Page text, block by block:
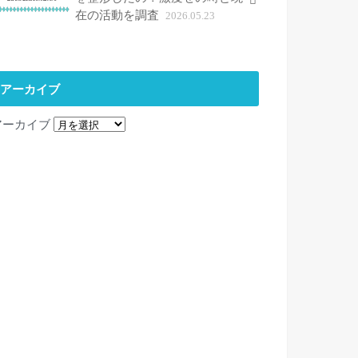
在の活動を調査
2026.05.23
アーカイブ
カイブ